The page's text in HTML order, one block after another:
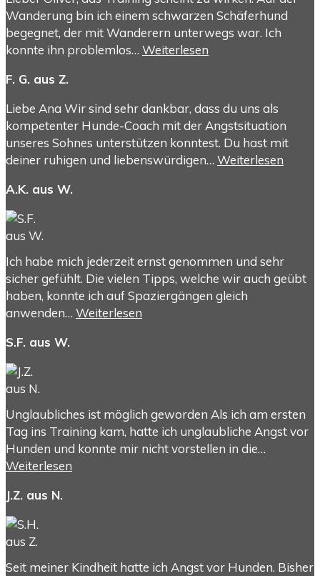
Wanderung bin ich einem schwarzen Schäferhund
begegnet, der mit Wanderern unterwegs war. Ich
konnte ihn problemlos… Weiterlesen
F. G. aus Z.
Liebe Ana Wir sind sehr dankbar, dass du uns als
kompetenter Hunde-Coach mit der Angstsituation
unseres Sohnes unterstützen konntest. Du hast mit
deiner ruhigen und liebenswürdigen… Weiterlesen
A.K. aus W.
Ich habe mich jederzeit ernst genommen und sehr
sicher gefühlt. Die vielen Tipps, welche wir auch geübt
haben, konnte ich auf Spaziergängen gleich
anwenden… Weiterlesen
S.F. aus W.
Unglaubliches ist möglich geworden Als ich am ersten
Tag ins Training kam, hatte ich unglaubliche Angst vor
Hunden und konnte mir nicht vorstellen in die…
Weiterlesen
J.Z. aus N.
Seit meiner Kindheit hatte ich Angst vor Hunden. Bisher